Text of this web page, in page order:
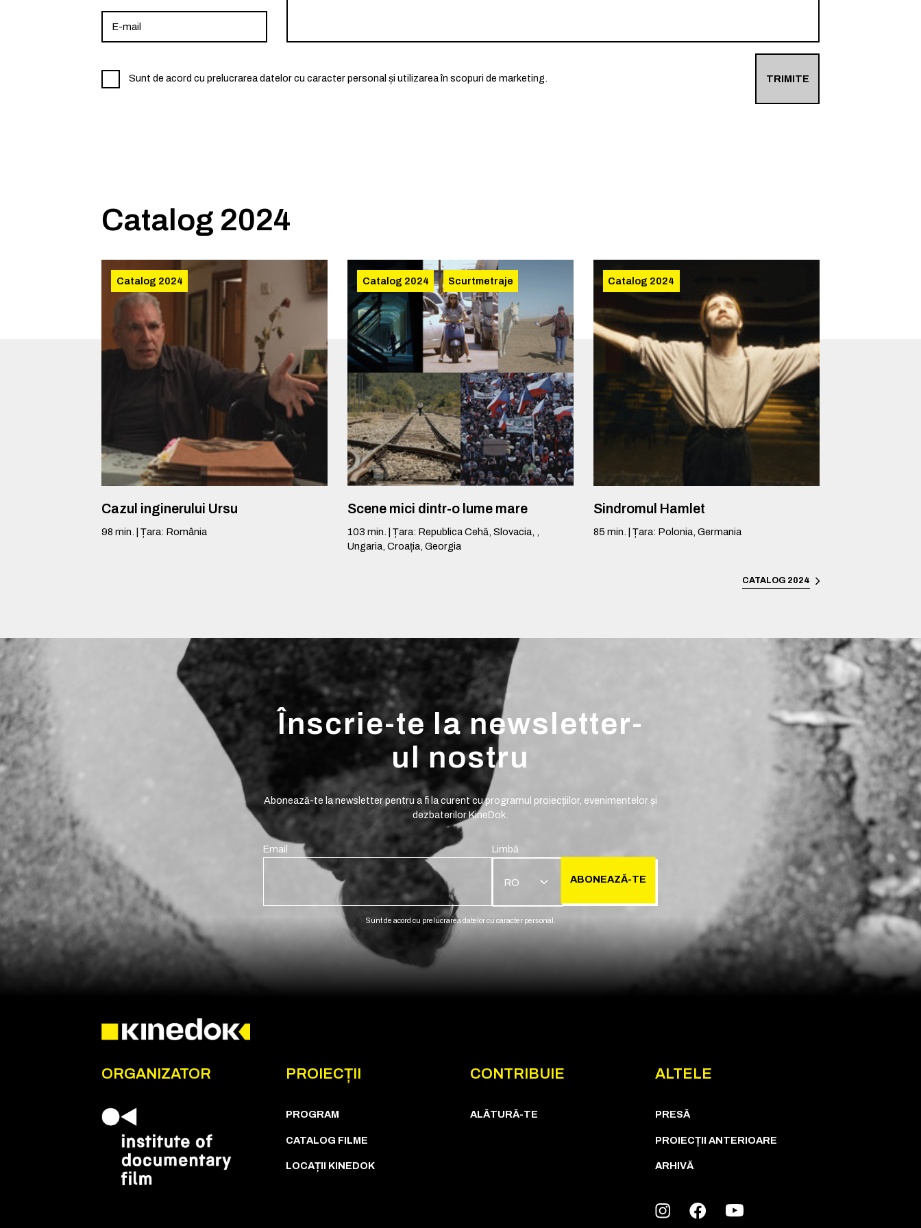
Sunt de acord cu prelucrarea datelor cu caracter personal și utilizarea în scopuri de marketing. TRIMITE
Catalog 2024
Catalog 2024
Cazul inginerului Ursu
98 min. Țara: România
Catalog 2024 Scurtmetraje
Scene mici dintr-o lume mare
103 min. Țara: Republica Cehă, Slovacia, ,
Ungaria, Croația, Georgia
Catalog 2024
Sindromul Hamlet
85 min. Țara: Polonia, Germania
CATALOG 2024
Înscrie-te la newsletter-
ul nostru
Abonează-te la newsletter pentru a fi la curent cu programul proiecțiilor, evenimentelor și
dezbaterilor KineDok.
Email Limbă
RO ABONEAZĂ-TE
Sunt de acord cu prelucrarea datelor cu caracter personal.
ORGANIZATOR PROIECȚII
PROGRAM
CATALOG FILME
LOCAȚII KINEDOK
CONTRIBUIE
ALĂTURĂ-TE
ALTELE
PRESĂ
PROIECȚII ANTERIOARE
ARHIVĂ